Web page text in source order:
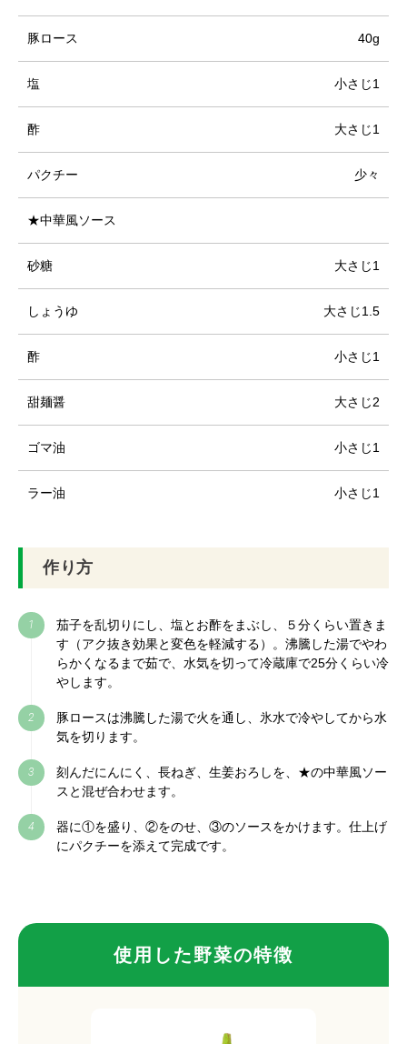
豚ロース 40g
塩 小さじ1
酢 大さじ1
パクチー 少々
★中華風ソース
砂糖 大さじ1
しょうゆ 大さじ1.5
酢 小さじ1
甜麺醤 大さじ2
ゴマ油 小さじ1
ラー油 小さじ1
作り方
1
茄子を乱切りにし、塩とお酢をまぶし、５分くらい置きま
す（アク抜き効果と変色を軽減する）。沸騰した湯でやわ
らかくなるまで茹で、水気を切って冷蔵庫で25分くらい冷
やします。
2
豚ロースは沸騰した湯で火を通し、氷水で冷やしてから水
気を切ります。
3
刻んだにんにく、長ねぎ、生姜おろしを、★の中華風ソー
スと混ぜ合わせます。
4
器に①を盛り、②をのせ、③のソースをかけます。仕上げ
にパクチーを添えて完成です。
使用した野菜の特徴